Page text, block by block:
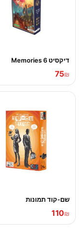
דיקסיט 6 Memories
₪
75
שם-קוד תמונות
₪
110